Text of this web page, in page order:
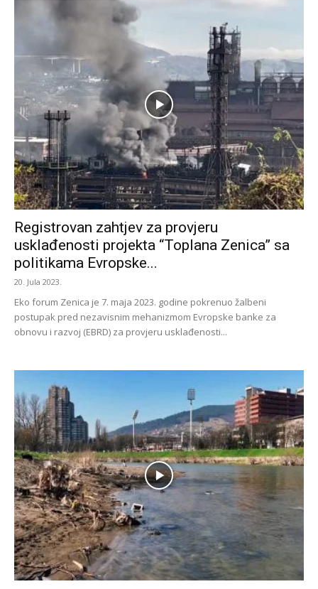
Registrovan zahtjev za provjeru
usklađenosti projekta “Toplana Zenica” sa
politikama Evropske...
20. Jula 2023.
Eko forum Zenica je 7. maja 2023. godine pokrenuo žalbeni
postupak pred nezavisnim mehanizmom Evropske banke za
obnovu i razvoj (EBRD) za provjeru usklađenosti...